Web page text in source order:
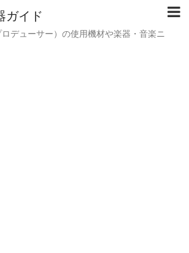
ガイド
デューサー）の使用機材や楽器・音楽ニ